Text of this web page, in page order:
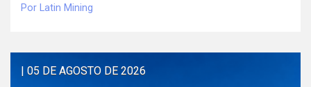
Por Latin Mining
| 05 DE AGOSTO DE 2026